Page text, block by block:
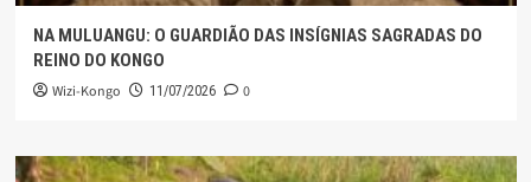
NA MULUANGU: O GUARDIÃO DAS INSÍGNIAS SAGRADAS DO
REINO DO KONGO
Wizi-Kongo 11/07/2026 0